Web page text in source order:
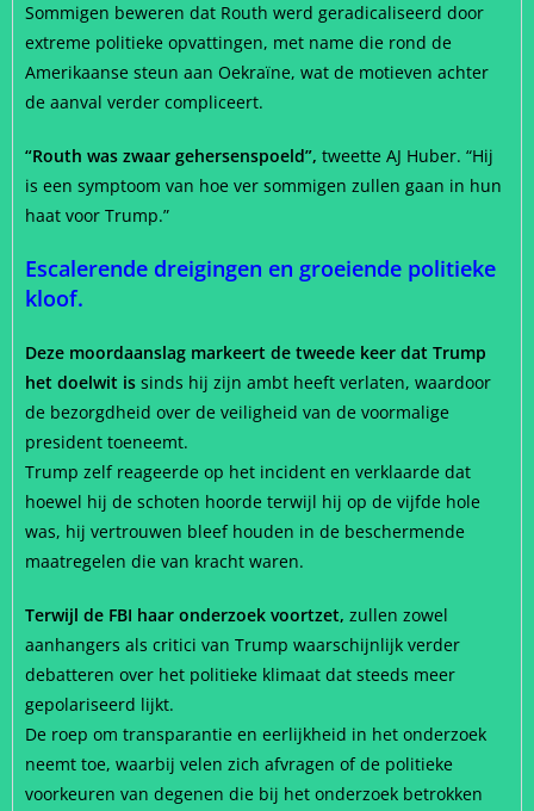
Sommigen beweren dat Routh werd geradicaliseerd door
extreme politieke opvattingen, met name die rond de
Amerikaanse steun aan Oekraïne, wat de motieven achter
de aanval verder compliceert.
“Routh was zwaar gehersenspoeld”, tweette AJ Huber. “Hij
is een symptoom van hoe ver sommigen zullen gaan in hun
haat voor Trump.”
Escalerende dreigingen en groeiende politieke
kloof.
Deze moordaanslag markeert de tweede keer dat Trump
het doelwit is sinds hij zijn ambt heeft verlaten, waardoor
de bezorgdheid over de veiligheid van de voormalige
president toeneemt.
Trump zelf reageerde op het incident en verklaarde dat
hoewel hij de schoten hoorde terwijl hij op de vijfde hole
was, hij vertrouwen bleef houden in de beschermende
maatregelen die van kracht waren.
Terwijl de FBI haar onderzoek voortzet, zullen zowel
aanhangers als critici van Trump waarschijnlijk verder
debatteren over het politieke klimaat dat steeds meer
gepolariseerd lijkt.
De roep om transparantie en eerlijkheid in het onderzoek
neemt toe, waarbij velen zich afvragen of de politieke
voorkeuren van degenen die bij het onderzoek betrokken